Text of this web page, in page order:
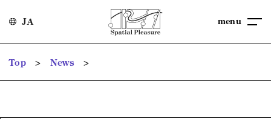
JA menu
Top > News >